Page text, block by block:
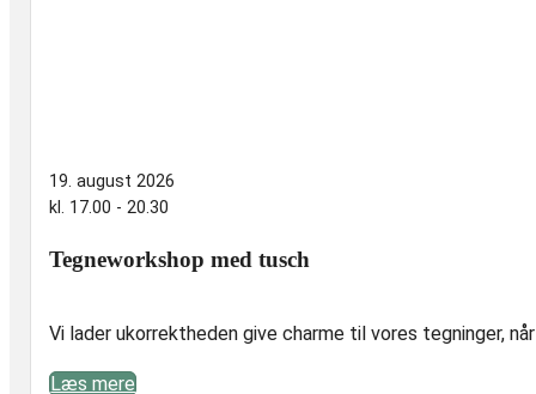
19. august 2026
kl. 17.00 - 20.30
Tegneworkshop med tusch
Vi lader ukorrektheden give charme til vores tegninger,
Læs mere